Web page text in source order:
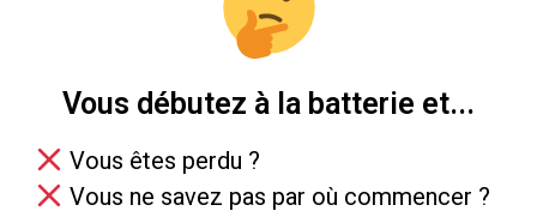
Vous débutez à la batterie et...
Vous êtes perdu ?
Vous ne savez pas par où commencer ?